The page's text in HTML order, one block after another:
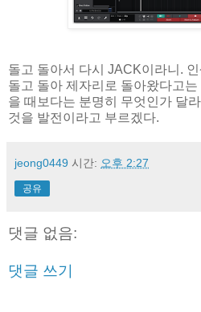
돌고 돌아서 다시 JACK이라니.
돌고 돌아 제자리로 돌아왔다고
을 때보다는 분명히 무엇인가 달
것을 발전이라고 부르겠다.
jeong0449 시간: 오후 2:27
공유
댓글 없음:
댓글 쓰기